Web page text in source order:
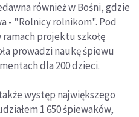
również w Bośni, gdzie
- "Rolnicy rolnikom". Pod
projektu szkołę
prowadzi naukę śpiewu
dla 200 dzieci.
występ największego
1 650 śpiewaków,